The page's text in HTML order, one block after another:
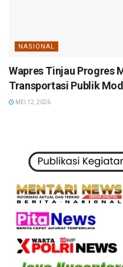
NASIONAL
Wapres Tinjau Progres
Transportasi Publik
MEI 12, 2026